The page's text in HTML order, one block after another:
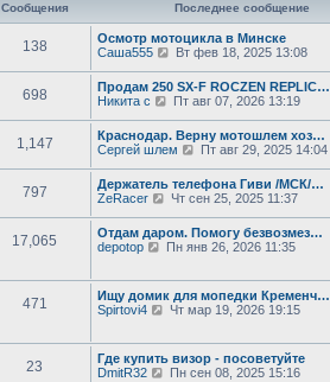
Сообщения Последнее сообщение
138
Осмотр мотоцикла в Минске
Саша555
П
р
е
й
т
и
к
о
с
л
е
д
н
м
у
с
щ
е
Вт фев 18, 2025 13:08
698
Продам 250 SX-F ROCZEN REPLIC…
Никита с
П
е
й
т
и
к
о
с
л
д
н
е
у
с
о
Пт авг 07, 2026 13:19
1,147
Краснодар. Верну мотошлем хоз…
Сергей шлем
П
е
й
т
и
к
с
л
е
н
е
м
Пт авг 29, 2025 14:04
797
Держатель телефона Гиви /МСК/…
ZeRacer
П
е
й
и
к
п
л
е
Чт сен 25, 2025 11:37
17,065
Отдам даром. Помогу безвозмез…
depotop
П
й
т
к
п
о
Пн янв 26, 2026 11:35
471
Ищу домик для мопедки Кременч…
Spirtovi4
П
й
Чт мар 19, 2026 19:15
23
Где купить визор - посоветуйте
DmitR32
ППн сен 08, 2025 15:16